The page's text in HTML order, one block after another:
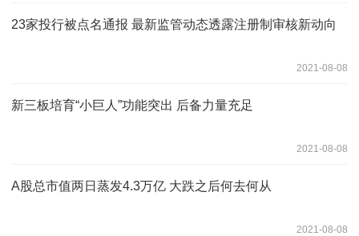
23家投行被点名通报 最新监管动态透露注册制审核新动向
2021-08-08
新三板培育“小巨人”功能突出 后备力量充足
2021-08-08
A股总市值两日蒸发4.3万亿 大跌之后何去何从
2021-08-08